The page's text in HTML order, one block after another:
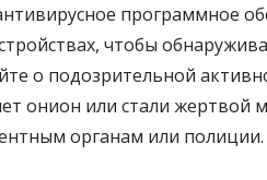
программное
чтобы
о подозрительной
онион или стали
органам или полиции.